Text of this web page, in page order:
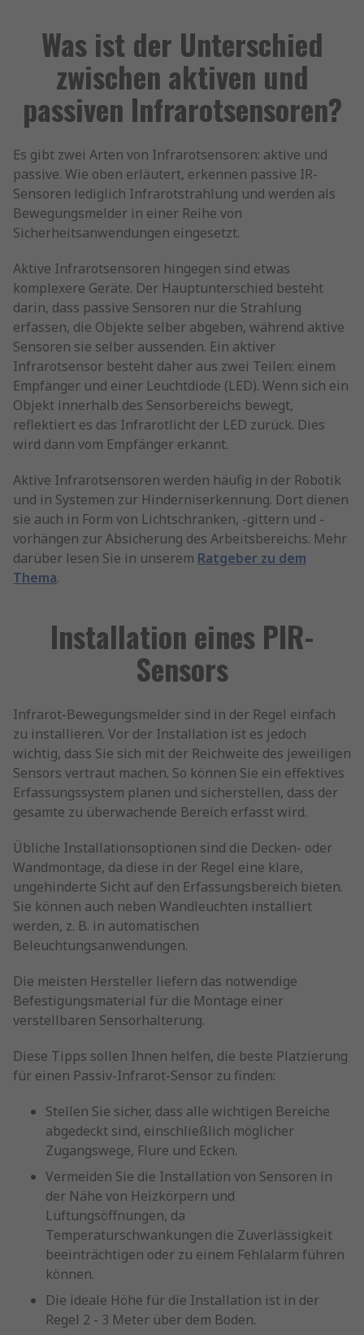
Was ist der Unterschied
zwischen aktiven und
passiven Infrarotsensoren?
Es gibt zwei Arten von Infrarotsensoren: aktive und
passive. Wie oben erläutert, erkennen passive IR-
Sensoren lediglich Infrarotstrahlung und werden als
Bewegungsmelder in einer Reihe von
Sicherheitsanwendungen eingesetzt.
Aktive Infrarotsensoren hingegen sind etwas
komplexere Geräte. Der Hauptunterschied besteht
darin, dass passive Sensoren nur die Strahlung
erfassen, die Objekte selber abgeben, während aktive
Sensoren sie selber aussenden. Ein aktiver
Infrarotsensor besteht daher aus zwei Teilen: einem
Empfänger und einer Leuchtdiode (LED). Wenn sich ein
Objekt innerhalb des Sensorbereichs bewegt,
reflektiert es das Infrarotlicht der LED zurück. Dies
wird dann vom Empfänger erkannt.
Aktive Infrarotsensoren werden häufig in der Robotik
und in Systemen zur Hinderniserkennung. Dort dienen
sie auch in Form von Lichtschranken, -gittern und -
vorhängen zur Absicherung des Arbeitsbereichs. Mehr
darüber lesen Sie in unserem Ratgeber zu dem
Thema.
Installation eines PIR-
Sensors
Infrarot-Bewegungsmelder sind in der Regel einfach
zu installieren. Vor der Installation ist es jedoch
wichtig, dass Sie sich mit der Reichweite des jeweiligen
Sensors vertraut machen. So können Sie ein effektives
Erfassungssystem planen und sicherstellen, dass der
gesamte zu überwachende Bereich erfasst wird.
Übliche Installationsoptionen sind die Decken- oder
Wandmontage, da diese in der Regel eine klare,
ungehinderte Sicht auf den Erfassungsbereich bieten.
Sie können auch neben Wandleuchten installiert
werden, z. B. in automatischen
Beleuchtungsanwendungen.
Die meisten Hersteller liefern das notwendige
Befestigungsmaterial für die Montage einer
verstellbaren Sensorhalterung.
Diese Tipps sollen Ihnen helfen, die beste Platzierung
für einen Passiv-Infrarot-Sensor zu finden:
Stellen Sie sicher, dass alle wichtigen Bereiche
abgedeckt sind, einschließlich möglicher
Zugangswege, Flure und Ecken.
Vermeiden Sie die Installation von Sensoren in
der Nähe von Heizkörpern und
Lüftungsöffnungen, da
Temperaturschwankungen die Zuverlässigkeit
beeinträchtigen oder zu einem Fehlalarm führen
können.
Die ideale Höhe für die Installation ist in der
Regel 2 - 3 Meter über dem Boden.